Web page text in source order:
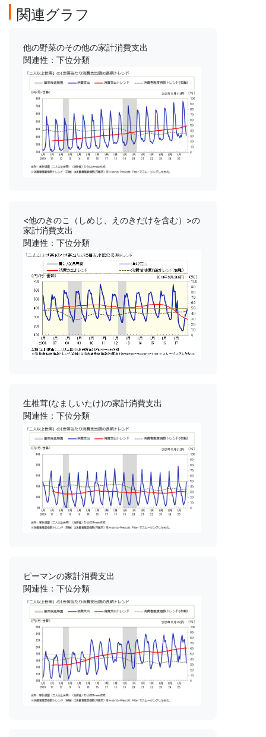
関連グラフ
他の野菜のその他の家計消費支出
関連性：下位分類
<他のきのこ（しめじ、えのきだけを含む）>の
家計消費支出
関連性：下位分類
生椎茸(なましいたけ)の家計消費支出
関連性：下位分類
ピーマンの家計消費支出
関連性：下位分類